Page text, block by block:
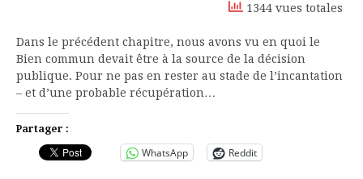
1344 vues totales
Dans le précédent chapitre, nous avons vu en quoi le
Bien commun devait être à la source de la décision
publique. Pour ne pas en rester au stade de l’incantation
– et d’une probable récupération…
Partager :
WhatsApp Reddit